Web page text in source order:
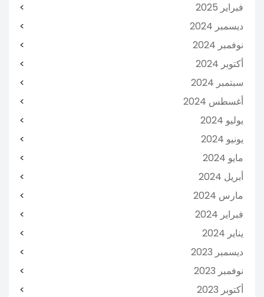
فبراير 2025
ديسمبر 2024
نوفمبر 2024
أكتوبر 2024
سبتمبر 2024
أغسطس 2024
يوليو 2024
يونيو 2024
مايو 2024
أبريل 2024
مارس 2024
فبراير 2024
يناير 2024
ديسمبر 2023
نوفمبر 2023
أكتوبر 2023